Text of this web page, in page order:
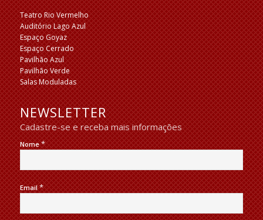
Teatro Rio Vermelho
Auditório Lago Azul
Espaço Goyaz
Espaço Cerrado
Pavilhão Azul
Pavilhão Verde
Salas Moduladas
NEWSLETTER
Cadastre-se e receba mais informações
Nome*
Email*